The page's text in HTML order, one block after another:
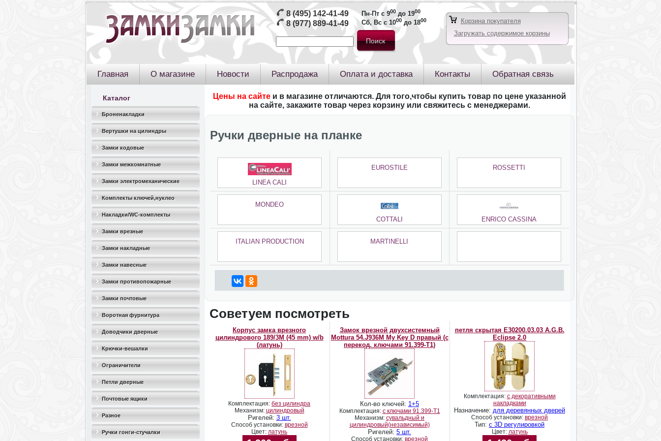
8 (495) 142-41-49
8 (977) 889-41-49
Пн-Пт с 900до 1900
Сб, Вс с 1000до 1800
Корзина покупателя
Загружать содержимое корзины
Главная О магазине Новости Распродажа Оплата и доставка Контакты Обратная связь
Каталог
Броненакладки
Вертушки на цилиндры
Замки кодовые
Замки межкомнатные
Замки электромеханические
Комплекты ключей,нуклео
Накладки/WC-комплекты
Замки врезные
Замки накладные
Замки навесные
Замки противопожарные
Замки почтовые
Воротная фурнитура
Доводчики дверные
Крючки-вешалки
Ограничители
дверные(стопоры)
Петли дверные
Почтовые ящики
Разное
Ручки гонги-стучалки
Цены на сайте и в магазине отличаются. Для того,чтобы купить товар по цене указанной
на сайте, закажите товар через корзину или свяжитесь с менеджерами.
Ручки дверные на планке
LINEA CALI
EUROSTILE ROSSETTI
MONDEO
COTTALI
ENRICO CASSINA
ITALIAN PRODUCTION MARTINELLI
Советуем посмотреть
Корпус замка врезного
цилиндрового 189/3M (45 mm) w/b
(латунь)
Комплектация: без цилиндра
Механизм: цилиндровый
Ригелей: 3 шт.
Способ установки: врезной
Цвет: латунь
Замок врезной двухсистемный
Mottura 54.J936M My Key D правый (с
перекод. ключами 91.399-T1)
Кол-во ключей: 1+5
Комплектация: с ключами 91.399-T1
Механизм: сувальдный и
цилиндровый(независимый)
Ригелей: 5 шт.
Способ установки: врезной
петля скрытая E30200.03.03 A.G.B.
Eclipse 2.0
Комплектация: с декоративными
накладками
Назначение: для деревянных дверей
Способ установки: врезной
Тип: с 3D регулировкой
Цвет: латунь